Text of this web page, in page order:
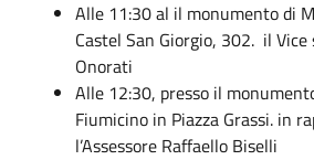
Alle 11:30 al il monumento di
Castel San Giorgio, 302. il Vice
Onorati
Alle 12:30, presso il
Fiumicino in Piazza Grassi. in
l’Assessore Raffaello Biselli